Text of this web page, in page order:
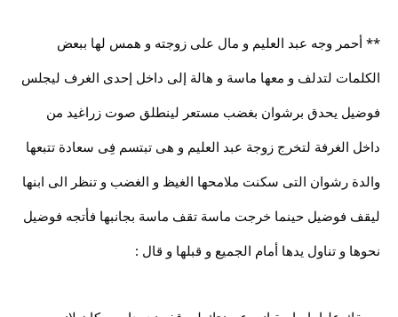
** أحمر وجه عبد العليم و مال على زوجته و همس لها ببعض
الكلمات لتدلف و معها ماسة و هالة إلى داخل إحدى الغرف ليجلس
فوضيل يحدق برشوان بغضب مستعر لينطلق صوت زراغيد من
داخل الغرفة لتخرج زوجة عبد العليم و هى تبتسم فِى سعادة تتبعها
والدة رشوان التى سكنت ملامحها الغيظ و الغضب و تنظر الى ابنها
ليقف فوضيل حينما خرجت ماسة تقف ماسة بجانبها فأتجه فوضيل
نحوها و تناول يدها أمام الجميع و قبلها و قال :